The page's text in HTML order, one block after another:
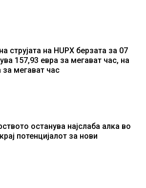
струјата на HUPX берзата за 07
157,93 евра за мегават час, на
мегават час
останува најслаба алка во
потенцијалот за нови